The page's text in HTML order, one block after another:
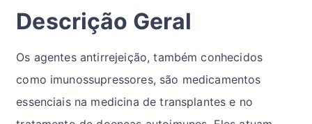
Descrição Geral
Os agentes antirrejeição, também conhecidos
como imunossupressores, são medicamentos
essenciais na medicina de transplantes e no